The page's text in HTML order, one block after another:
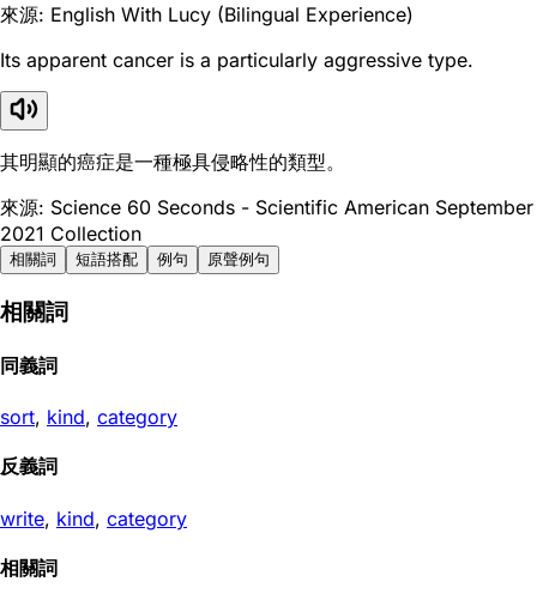
來源: English With Lucy (Bilingual Experience)
Its apparent cancer is a particularly aggressive type.
其明顯的癌症是一種極具侵略性的類型。
來源: Science 60 Seconds - Scientific American September
2021 Collection
相關詞 短語搭配 例句 原聲例句
相關詞
同義詞
sort, kind, category
反義詞
write, kind, category
相關詞